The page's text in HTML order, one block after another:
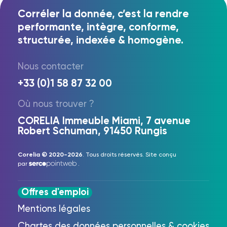
Corelia © 2020-2026. Tous droits réservés. Site conçu
par
.
Corréler la donnée, c’est la rendre
performante, intègre, conforme,
structurée, indexée & homogène.
Nous contacter
+33 (0)1 58 87 32 00
Où nous trouver ?
CORELIA Immeuble Miami, 7 avenue
Robert Schuman, 91450 Rungis
Offres d'emploi
Mentions légales